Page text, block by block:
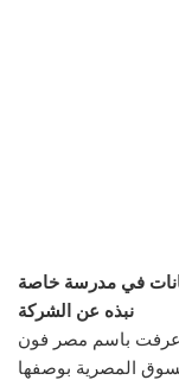
في مدرسة خاصة
نبذه عن الشركة
التي عرفت باسم مصر فون
المصرية بوصفها